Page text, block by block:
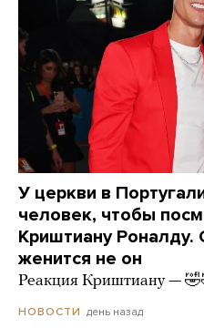
У церкви в
человек, чтобы
Криштиану Роналду.
женится не он
Реакция Криштиану —
НОВОСТИ день назад